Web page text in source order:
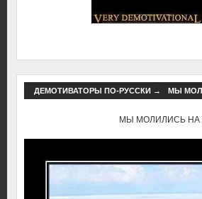
ДЕМОТИВАТОРЫ ПО-РУССКИ→ МЫ
МЫ МОЛИЛИСЬ НА